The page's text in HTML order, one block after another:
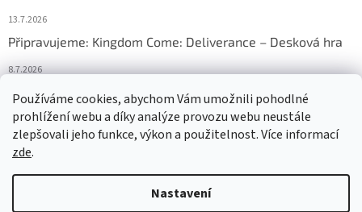
Používáme cookies, abychom Vám umožnili pohodlné
prohlížení webu a díky analýze provozu webu neustále
zlepšovali jeho funkce, výkon a použitelnost. Více informací
zde.
Nastavení
13.7.2026
Připravujeme: Kingdom Come: Deliverance – Desková hra
8.7.2026
Nejlepší deskové hry: výběr, který frčí v celém Česku
18.6.2026